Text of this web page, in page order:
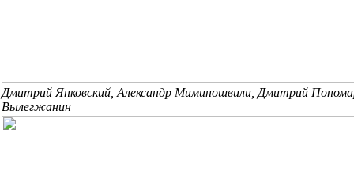
Дмитрий Янковский, Александр Миминошвили, Дмитрий
Вылегжанин